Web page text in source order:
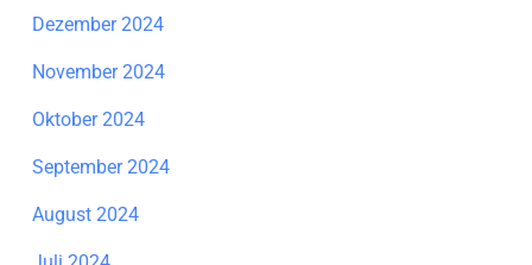
Dezember 2024
November 2024
Oktober 2024
September 2024
August 2024